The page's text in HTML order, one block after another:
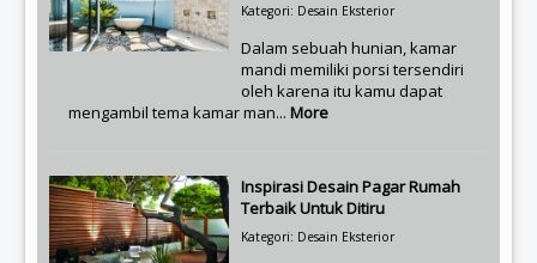
Kategori: Desain Eksterior
Dalam sebuah hunian, kamar
mandi memiliki porsi tersendiri
oleh karena itu kamu dapat
mengambil tema kamar man... More
Inspirasi Desain Pagar Rumah
Terbaik Untuk Ditiru
Kategori: Desain Eksterior